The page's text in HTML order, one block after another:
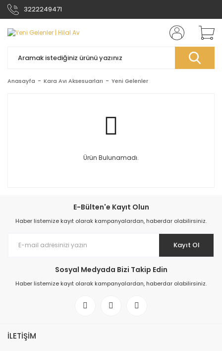
3222249471
Anasayfa Kara Avı Aksesuarları Yeni Gelenler
Ürün Bulunamadı.
E-Bülten'e Kayıt Olun
Haber listemize kayıt olarak kampanyalardan, haberdar olabilirsiniz.
Kayıt Ol
Sosyal Medyada Bizi Takip Edin
Haber listemize kayıt olarak kampanyalardan, haberdar olabilirsiniz.
İLETİŞİM